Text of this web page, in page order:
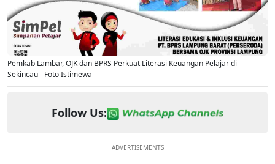
Pemkab Lambar, OJK dan BPRS Perkuat Literasi Keuangan Pelajar di
Sekincau - Foto Istimewa
Follow Us:
ADVERTISEMENTS